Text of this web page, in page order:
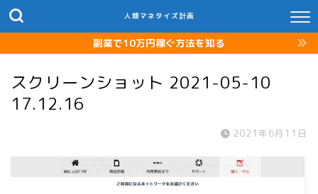
人類マネタイズ計画
副業で10万円稼ぐ方法を知る
スクリーンショット 2021-05-10
17.12.16
2021年6月11日